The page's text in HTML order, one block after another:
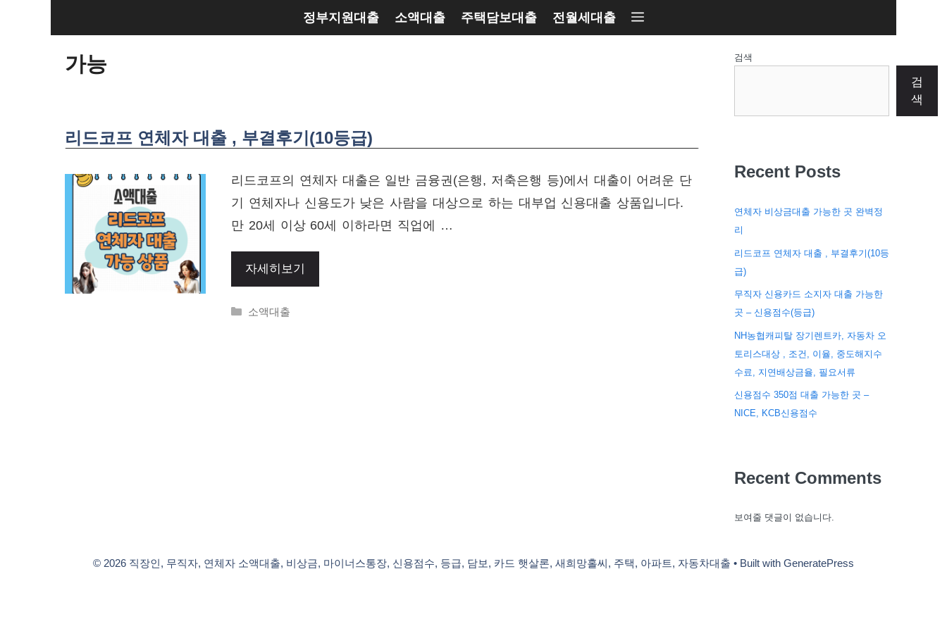
정부지원대출 소액대출 주택담보대출 전월세대출
가능
리드코프 연체자 대출 , 부결후기(10등급)
리드코프의 연체자 대출은 일반 금융권(은행, 저축은행 등)에서 대출이 어려운 단
기 연체자나 신용도가 낮은 사람을 대상으로 하는 대부업 신용대출 상품입니다.
만 20세 이상 60세 이하라면 직업에 …
자세히보기
Categories
소액대출
검색
검
색
Recent Posts
연체자 비상금대출 가능한 곳 완벽정
리
리드코프 연체자 대출 , 부결후기(10등
급)
무직자 신용카드 소지자 대출 가능한
곳 – 신용점수(등급)
NH농협캐피탈 장기렌트카, 자동차 오
토리스대상 , 조건, 이율, 중도해지수
수료, 지연배상금율, 필요서류
신용점수 350점 대출 가능한 곳 –
NICE, KCB신용점수
Recent Comments
보여줄 댓글이 없습니다.
© 2026 직장인, 무직자, 연체자 소액대출, 비상금, 마이너스통장, 신용점수, 등급, 담보, 카드 햇살론, 새희망홀씨, 주택, 아파트, 자동차대출 • Built with GeneratePress